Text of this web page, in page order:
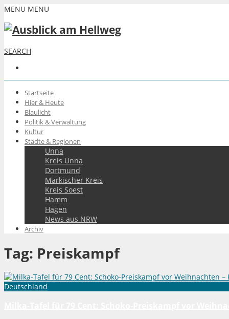
MENU MENU
SEARCH
Startseite
Hier & Heute
Blaulicht
Politik & Verwaltung
Kultur
Städte & Regionen
Unna
Kreis Unna
Dortmund
Märkischer Kreis
Kreis Soest
Hamm
Hagen
News aus NRW
Archiv
Tag: Preiskampf
Deutschland